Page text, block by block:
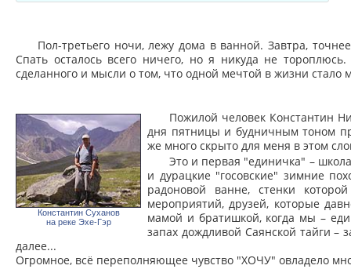
Пол-третьего ночи, лежу дома в ванной. Завтра,
Спать осталось всего ничего, но я никуда не
сделанного и мысли о том, что одной мечтой в жизни стало
Константин Суханов
на реке Эхе-Гэр
Пожилой человек Константин
дня пятницы и будничным тоном
же много скрыто для меня в этом
Это и первая "единичка" –
и дурацкие "госовские" зимние
радоновой ванне, стенки
мероприятий, друзей, которые
мамой и братишкой, когда мы –
запах дождливой Саянской тайги –
далее...
Огромное, всё переполняющее чувство "ХОЧУ" овладело